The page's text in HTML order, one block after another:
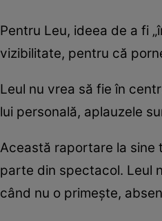
Pentru Leu, ideea de a fi
vizibilitate, pentru că
Leul nu vrea să fie în
lui personală, aplauzele
Această raportare la sine
parte din spectacol. Leul
când nu o primește,